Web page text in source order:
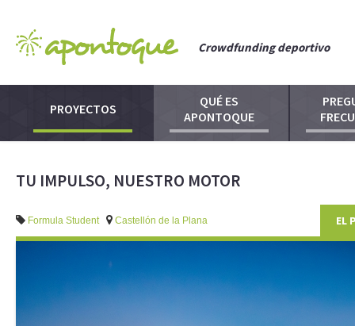
Crowdfunding deportivo
PROYECTOS
QUÉ ES
APONTOQUE
TU IMPULSO, NUESTRO MOTOR
Formula Student Castellón de la Plana EL